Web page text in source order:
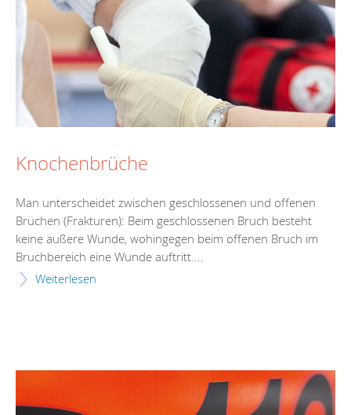
Knochenbrüche
Man unterscheidet zwischen geschlossenen und offenen
Brüchen (Frakturen): Beim geschlossenen Bruch besteht
keine äußere Wunde, wohingegen beim offenen Bruch im
Bruchbereich eine Wunde auftritt....
Weiterlesen